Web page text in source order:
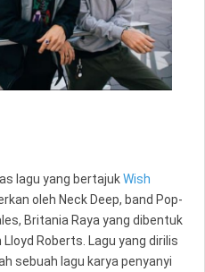
lagu yang bertajukWish
oleh Neck Deep, band Pop-
Britania Raya yang dibentuk
Roberts. Lagu yang dirilis
sebuah lagu karya penyanyi